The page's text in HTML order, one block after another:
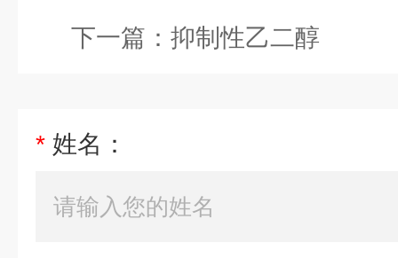
下一篇： 抑制性乙二醇
* 姓名：